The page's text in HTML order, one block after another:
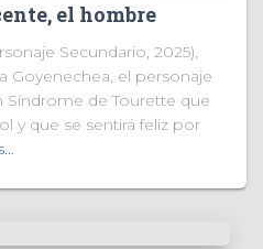
el hombre
Secundario, 2025),
Goyenechea, el personaje
Síndrome de Tourette que
y que se sentirá feliz por